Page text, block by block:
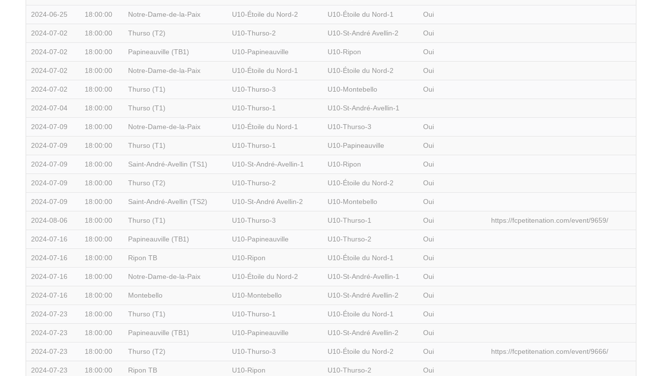
2024-06-25 18:00:00 Notre-Dame-de-la-Paix U10-Étoile du Nord-2 U10-Étoile du Nord-1 Oui
2024-07-02 18:00:00 Thurso (T2) U10-Thurso-2 U10-St-André Avellin-2 Oui
2024-07-02 18:00:00 Papineauville (TB1) U10-Papineauville U10-Ripon Oui
2024-07-02 18:00:00 Notre-Dame-de-la-Paix U10-Étoile du Nord-1 U10-Étoile du Nord-2 Oui
2024-07-02 18:00:00 Thurso (T1) U10-Thurso-3 U10-Montebello Oui
2024-07-04 18:00:00 Thurso (T1) U10-Thurso-1 U10-St-André-Avellin-1
2024-07-09 18:00:00 Notre-Dame-de-la-Paix U10-Étoile du Nord-1 U10-Thurso-3 Oui
2024-07-09 18:00:00 Thurso (T1) U10-Thurso-1 U10-Papineauville Oui
2024-07-09 18:00:00 Saint-André-Avellin (TS1) U10-St-André-Avellin-1 U10-Ripon Oui
2024-07-09 18:00:00 Thurso (T2) U10-Thurso-2 U10-Étoile du Nord-2 Oui
2024-07-09 18:00:00 Saint-André-Avellin (TS2) U10-St-André Avellin-2 U10-Montebello Oui
2024-08-06 18:00:00 Thurso (T1) U10-Thurso-3 U10-Thurso-1 Oui https://fcpetitenation.com/event/9659/
2024-07-16 18:00:00 Papineauville (TB1) U10-Papineauville U10-Thurso-2 Oui
2024-07-16 18:00:00 Ripon TB U10-Ripon U10-Étoile du Nord-1 Oui
2024-07-16 18:00:00 Notre-Dame-de-la-Paix U10-Étoile du Nord-2 U10-St-André-Avellin-1 Oui
2024-07-16 18:00:00 Montebello U10-Montebello U10-St-André Avellin-2 Oui
2024-07-23 18:00:00 Thurso (T1) U10-Thurso-1 U10-Étoile du Nord-1 Oui
2024-07-23 18:00:00 Papineauville (TB1) U10-Papineauville U10-St-André Avellin-2 Oui
2024-07-23 18:00:00 Thurso (T2) U10-Thurso-3 U10-Étoile du Nord-2 Oui https://fcpetitenation.com/event/9666/
2024-07-23 18:00:00 Ripon TB U10-Ripon U10-Thurso-2 Oui